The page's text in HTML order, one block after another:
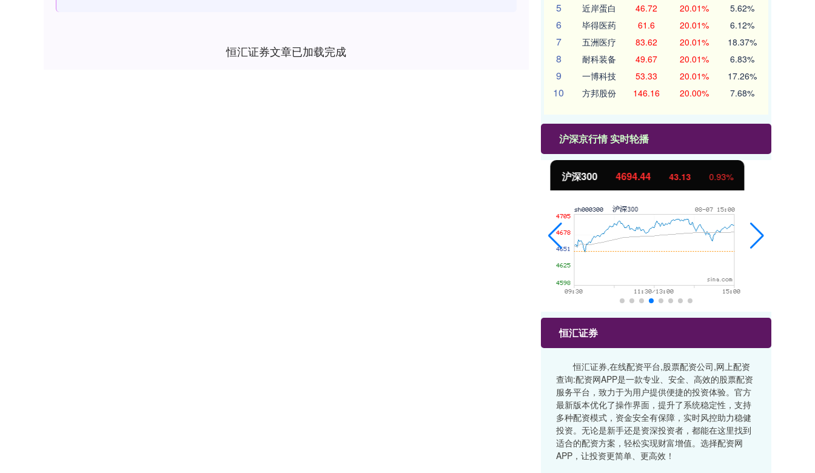
恒汇证券文章已加载完成
5 近岸蛋白 46.72 20.01% 5.62%
6 毕得医药 61.6 20.01% 6.12%
7 五洲医疗 83.62 20.01% 18.37%
8 耐科装备 49.67 20.01% 6.83%
9 一博科技 53.33 20.01% 17.26%
10 方邦股份 146.16 20.00% 7.68%
沪深京行情 实时轮播
北证50 1134.24 11.37 1.01%
恒汇证券
恒汇证券,在线配资平台,股票配资公司,网上配资
查询:配资网APP是一款专业、安全、高效的股票配资
服务平台，致力于为用户提供便捷的投资体验。官方
最新版本优化了操作界面，提升了系统稳定性，支持
多种配资模式，资金安全有保障，实时风控助力稳健
投资。无论是新手还是资深投资者，都能在这里找到
适合的配资方案，轻松实现财富增值。选择配资网
APP，让投资更简单、更高效！